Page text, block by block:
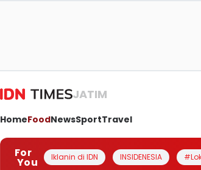
JATIM
HomeFoodNewsSportTravel
For
You Iklanin di IDN INSIDENESIA